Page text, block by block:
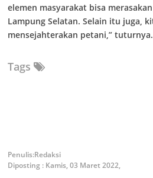
elemen masyarakat bisa
Lampung Selatan. Selain itu juga,
mensejahterakan petani,”
Tags
Redaksi
Diposting : Kamis, 03 Maret 2022,